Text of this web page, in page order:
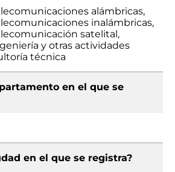
alámbricas,
inalámbricas,
satelital,
y otras actividades
técnica
en el que se
en el que se registra?